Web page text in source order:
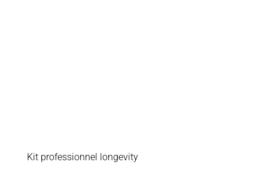
Kit professionnel longevity